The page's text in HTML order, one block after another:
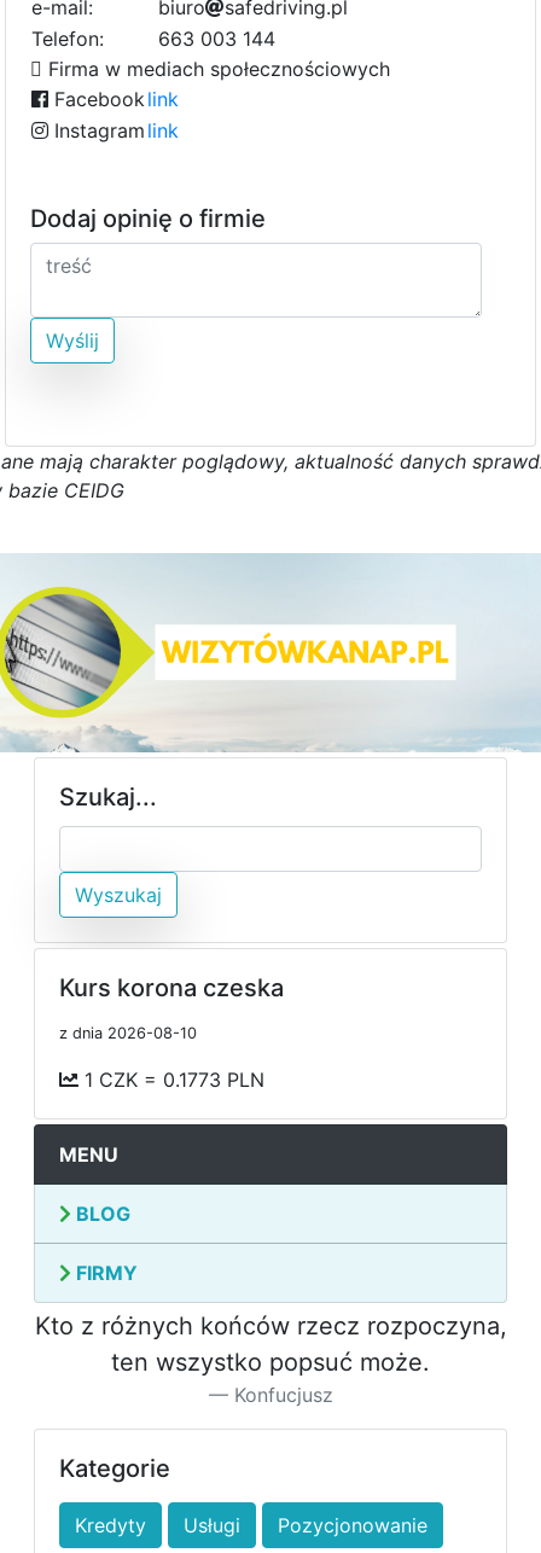
e-mail:
biurf
4
o e
safb
7
d
edriv3
ing.pl
Telefon:
663 003 144
Firma w mediach społecznościowych
Facebook link
Instagram link
Dodaj opinię o firmie
Wyślij
ane mają charakter poglądowy, aktualność danych sprawd
bazie CEIDG
Szukaj...
Wyszukaj
Kurs korona czeska
z dnia 2026-08-10
1 CZK = 0.1773 PLN
MENU
BLOG
FIRMY
Kto z różnych końców rzecz rozpoczyna,
ten wszystko popsuć może.
Konfucjusz
Kategorie
Kredyty Usługi Pozycjonowanie